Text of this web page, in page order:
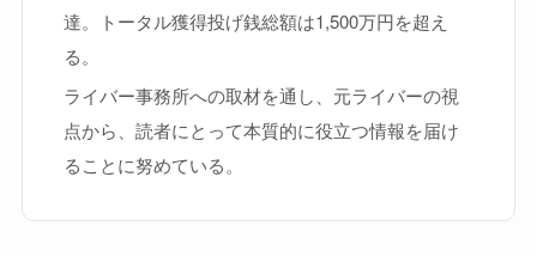
達。トータル獲得投げ銭総額は1,500万円を超え
る。
ライバー事務所への取材を通し、元ライバーの視
点から、読者にとって本質的に役立つ情報を届け
ることに努めている。